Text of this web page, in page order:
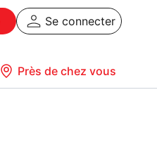
Se connecter
Près de chez vous